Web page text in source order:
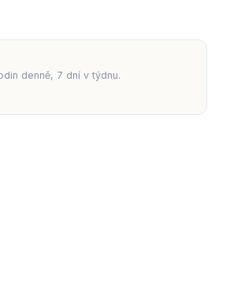
denně, 7 dní v týdnu.